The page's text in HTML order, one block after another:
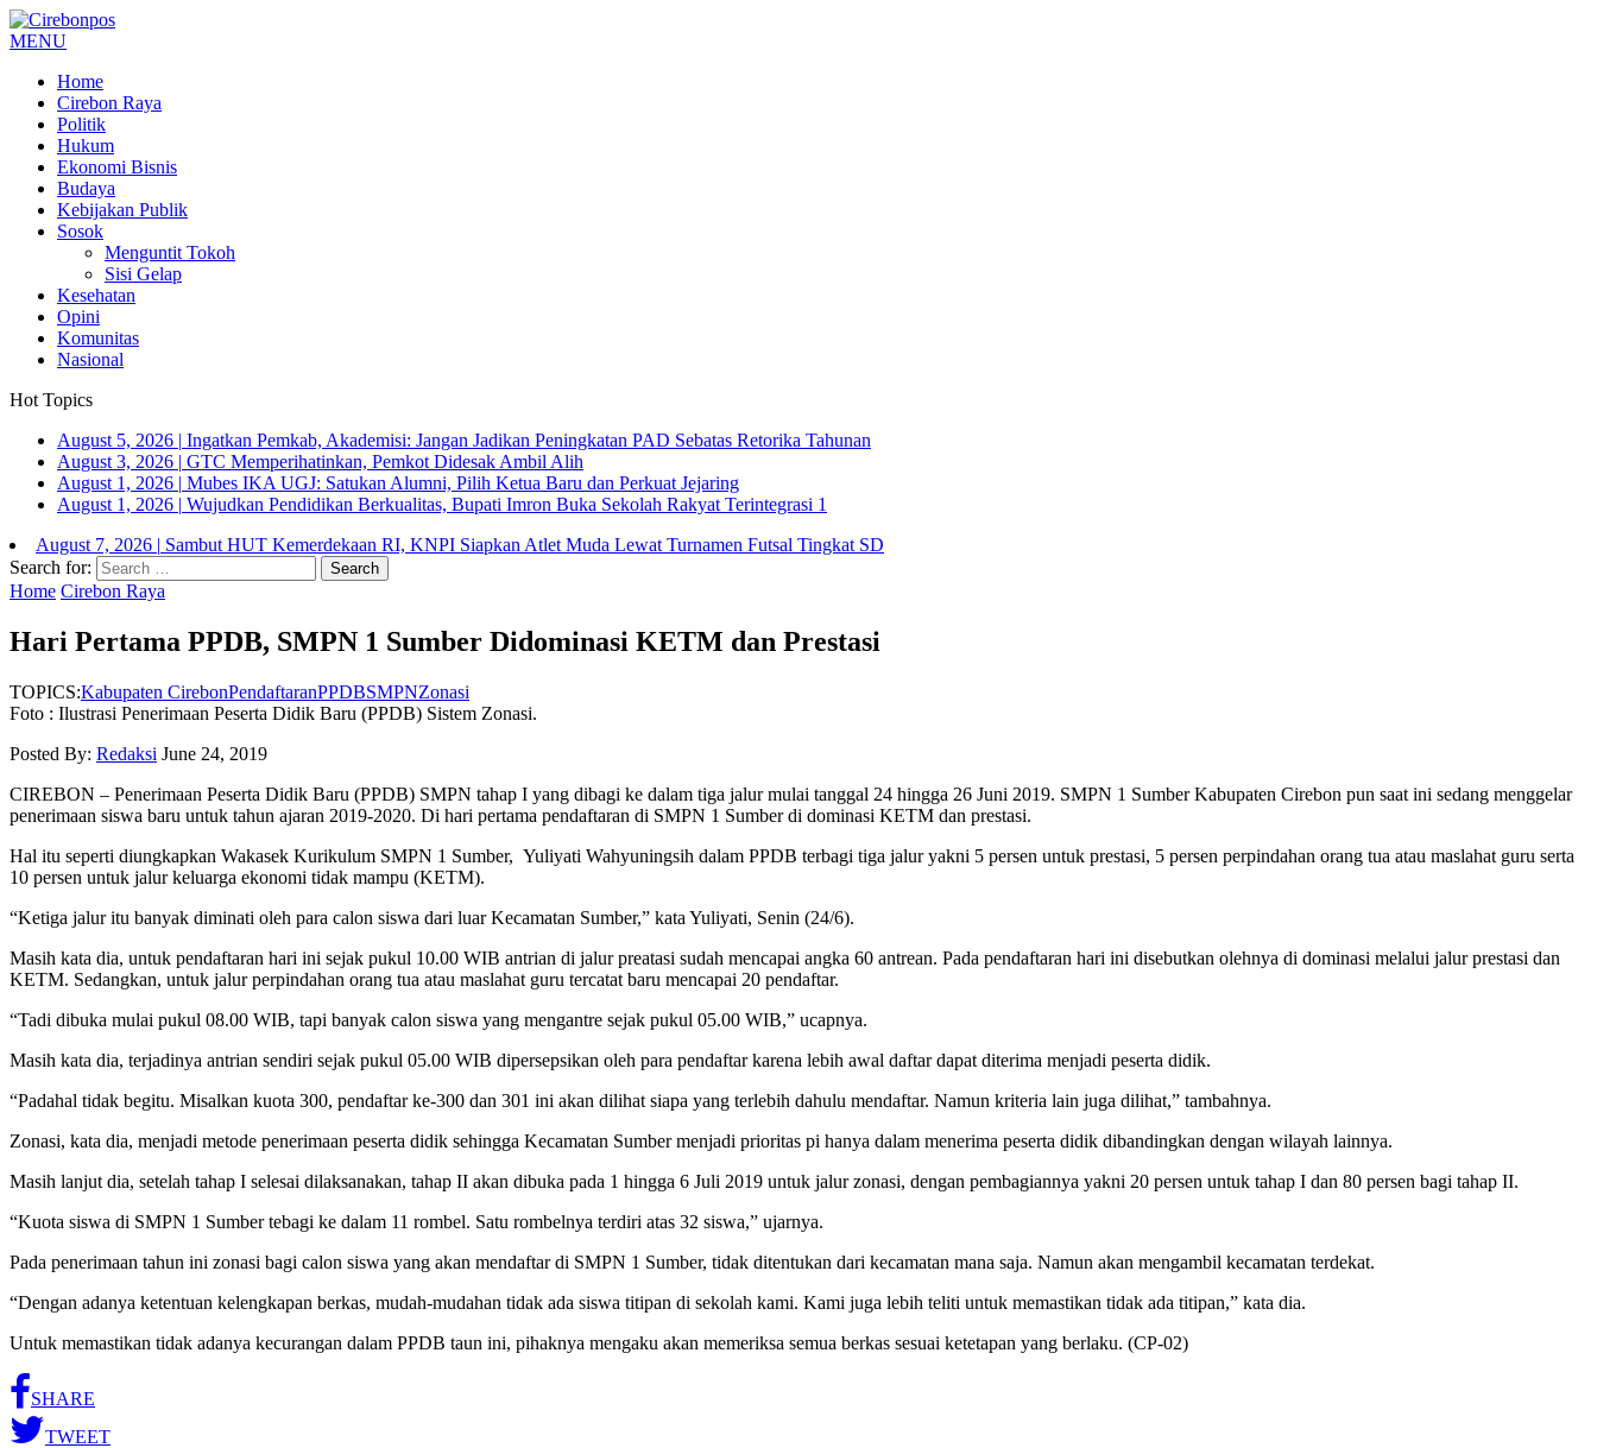
MENU
Home
Cirebon Raya
Politik
Hukum
Ekonomi Bisnis
Budaya
Kebijakan Publik
Sosok
Menguntit Tokoh
Sisi Gelap
Kesehatan
Opini
Komunitas
Nasional
Hot Topics
August 5, 2026 | Ingatkan Pemkab, Akademisi: Jangan Jadikan Peningkatan PAD Sebatas Retorika Tahunan
August 3, 2026 | GTC Memperihatinkan, Pemkot Didesak Ambil Alih
August 1, 2026 | Mubes IKA UGJ: Satukan Alumni, Pilih Ketua Baru dan Perkuat Jejaring
August 1, 2026 | Wujudkan Pendidikan Berkualitas, Bupati Imron Buka Sekolah Rakyat Terintegrasi 1
August 7, 2026 | Sambut HUT Kemerdekaan RI, KNPI Siapkan Atlet Muda Lewat Turnamen Futsal Tingkat SD
Search for:
Home Cirebon Raya
Hari Pertama PPDB, SMPN 1 Sumber Didominasi KETM dan Prestasi
TOPICS:Kabupaten CirebonPendaftaranPPDBSMPNZonasi
Foto : Ilustrasi Penerimaan Peserta Didik Baru (PPDB) Sistem Zonasi.
Posted By: Redaksi June 24, 2019
CIREBON – Penerimaan Peserta Didik Baru (PPDB) SMPN tahap I yang dibagi ke dalam tiga jalur mulai tanggal 24 hingga 26 Juni 2019. SMPN 1 Sumber Kabupaten Cirebon pun saat ini sedang menggelar
penerimaan siswa baru untuk tahun ajaran 2019-2020. Di hari pertama pendaftaran di SMPN 1 Sumber di dominasi KETM dan prestasi.
Hal itu seperti diungkapkan Wakasek Kurikulum SMPN 1 Sumber, Yuliyati Wahyuningsih dalam PPDB terbagi tiga jalur yakni 5 persen untuk prestasi, 5 persen perpindahan orang tua atau maslahat guru serta
10 persen untuk jalur keluarga ekonomi tidak mampu (KETM).
“Ketiga jalur itu banyak diminati oleh para calon siswa dari luar Kecamatan Sumber,” kata Yuliyati, Senin (24/6).
Masih kata dia, untuk pendaftaran hari ini sejak pukul 10.00 WIB antrian di jalur preatasi sudah mencapai angka 60 antrean. Pada pendaftaran hari ini disebutkan olehnya di dominasi melalui jalur prestasi dan
KETM. Sedangkan, untuk jalur perpindahan orang tua atau maslahat guru tercatat baru mencapai 20 pendaftar.
“Tadi dibuka mulai pukul 08.00 WIB, tapi banyak calon siswa yang mengantre sejak pukul 05.00 WIB,” ucapnya.
Masih kata dia, terjadinya antrian sendiri sejak pukul 05.00 WIB dipersepsikan oleh para pendaftar karena lebih awal daftar dapat diterima menjadi peserta didik.
“Padahal tidak begitu. Misalkan kuota 300, pendaftar ke-300 dan 301 ini akan dilihat siapa yang terlebih dahulu mendaftar. Namun kriteria lain juga dilihat,” tambahnya.
Zonasi, kata dia, menjadi metode penerimaan peserta didik sehingga Kecamatan Sumber menjadi prioritas pi hanya dalam menerima peserta didik dibandingkan dengan wilayah lainnya.
Masih lanjut dia, setelah tahap I selesai dilaksanakan, tahap II akan dibuka pada 1 hingga 6 Juli 2019 untuk jalur zonasi, dengan pembagiannya yakni 20 persen untuk tahap I dan 80 persen bagi tahap II.
“Kuota siswa di SMPN 1 Sumber tebagi ke dalam 11 rombel. Satu rombelnya terdiri atas 32 siswa,” ujarnya.
Pada penerimaan tahun ini zonasi bagi calon siswa yang akan mendaftar di SMPN 1 Sumber, tidak ditentukan dari kecamatan mana saja. Namun akan mengambil kecamatan terdekat.
“Dengan adanya ketentuan kelengkapan berkas, mudah-mudahan tidak ada siswa titipan di sekolah kami. Kami juga lebih teliti untuk memastikan tidak ada titipan,” kata dia.
Untuk memastikan tidak adanya kecurangan dalam PPDB taun ini, pihaknya mengaku akan memeriksa semua berkas sesuai ketetapan yang berlaku. (CP-02)
SHARE
TWEET